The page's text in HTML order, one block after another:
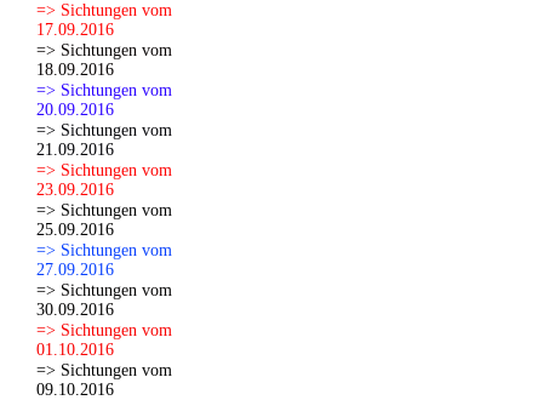
=> Sichtungen vom
17.09.2016
=> Sichtungen vom
18.09.2016
=> Sichtungen vom
20.09.2016
=> Sichtungen vom
21.09.2016
=> Sichtungen vom
23.09.2016
=> Sichtungen vom
25.09.2016
=> Sichtungen vom
27.09.2016
=> Sichtungen vom
30.09.2016
=> Sichtungen vom
01.10.2016
=> Sichtungen vom
09.10.2016